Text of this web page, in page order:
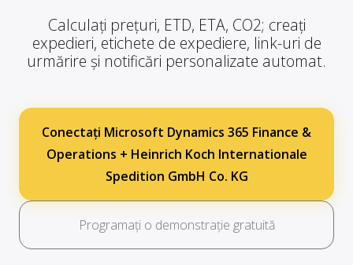
Calculați prețuri, ETD, ETA, CO2; creați
expedieri, etichete de expediere, link-uri de
urmărire și notificări personalizate automat.
Conectați Microsoft Dynamics 365 Finance &
Operations + Heinrich Koch Internationale
Spedition GmbH Co. KG
Programați o demonstrație gratuită